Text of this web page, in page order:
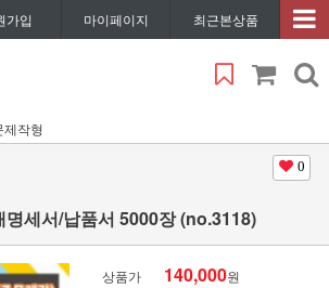
가입 마이페이지 최근본상품
제작형
0
명세서/납품서 5000장 (no.3118)
상품가 140,000원